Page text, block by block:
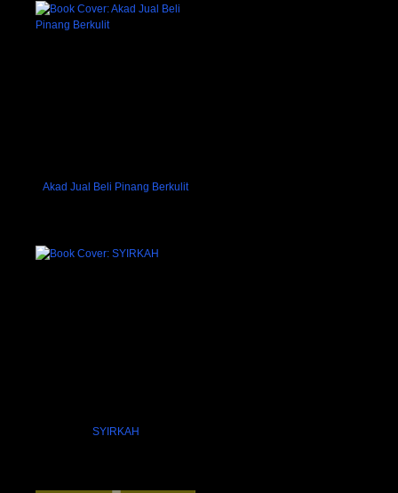
Akad Jual Beli Pinang Berkulit
SYIRKAH